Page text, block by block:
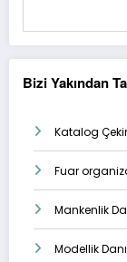
Bizi Yakından
Katalog
Fuar
Mankenlik
Modellik